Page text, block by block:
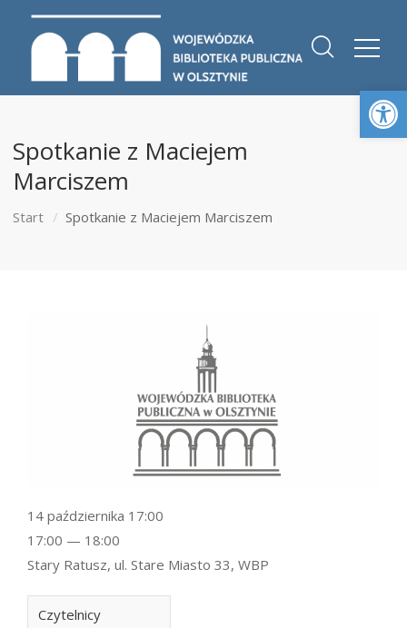
Spotkanie z Maciejem
Marciszem
Start Spotkanie z Maciejem Marciszem
Czytelnicy
14 października 17:00
17:00 — 18:00
Stary Ratusz, ul. Stare Miasto 33, WBP